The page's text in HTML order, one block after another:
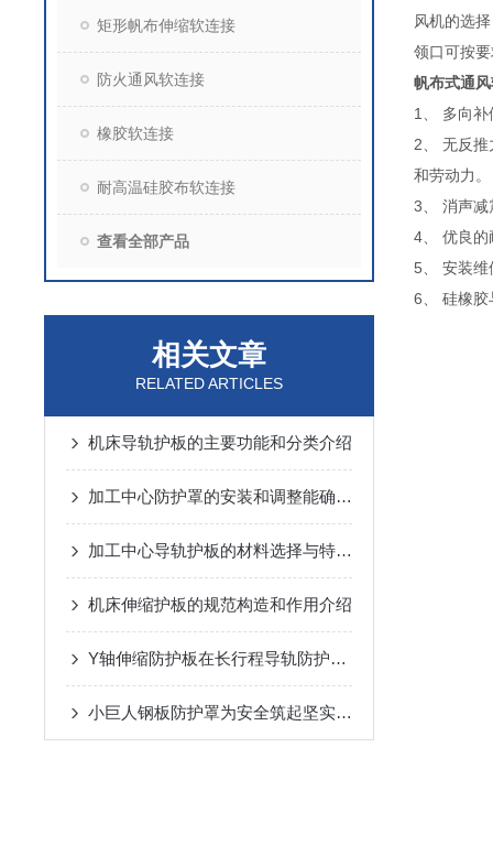
矩形帆布伸缩软连接
防火通风软连接
橡胶软连接
耐高温硅胶布软连接
查看全部产品
相关文章
RELATED ARTICLES
机床导轨护板的主要功能和分类介绍
加工中心防护罩的安装和调整能确保有效的防护效果
加工中心导轨护板的材料选择与特点说明
机床伸缩护板的规范构造和作用介绍
Y轴伸缩防护板在长行程导轨防护中的设计与应用
小巨人钢板防护罩为安全筑起坚实屏障
风机的选
领口可按
帆布式通
1、 多向
2、 无反
和劳动力。
3、 消声减
4、 优良的
5、 安装维
6、 硅橡胶